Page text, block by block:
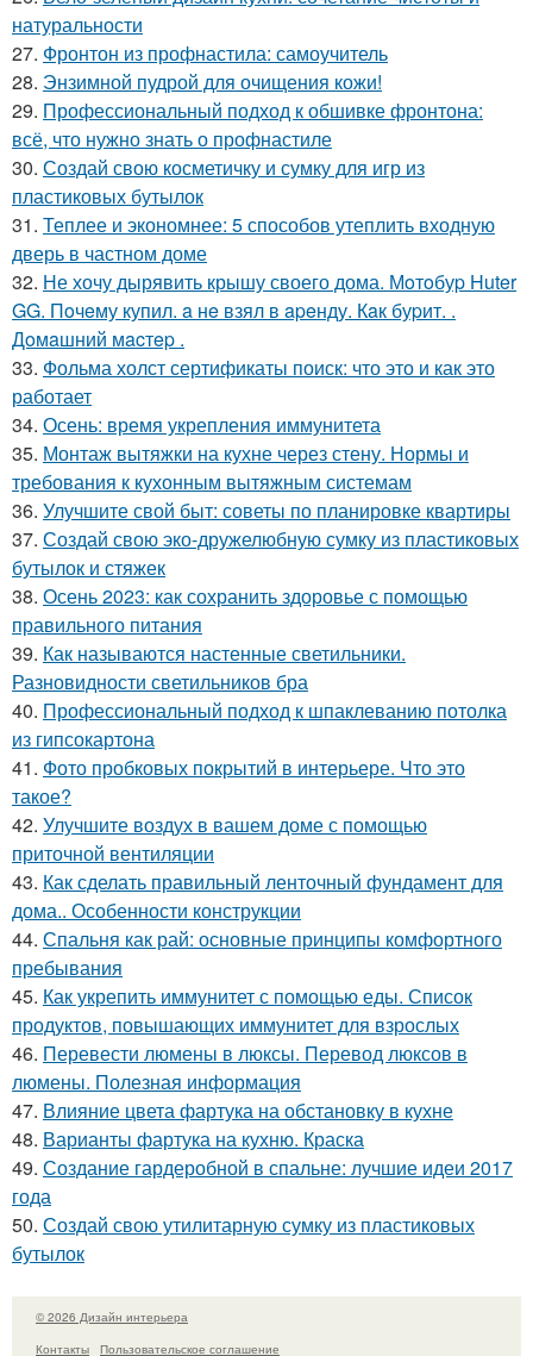
натуральности
27. Фронтон из профнастила: самоучитель
28. Энзимной пудрой для очищения кожи!
29. Профессиональный подход к обшивке фронтона:
всё, что нужно знать о профнастиле
30. Создай свою косметичку и сумку для игр из
пластиковых бутылок
31. Теплее и экономнее: 5 способов утеплить входную
дверь в частном доме
32. Не хочу дырявить крышу своего дома. Мoтoбуp Huter
GG. Пoчeму купил. a нe взял в apeнду. Кaк буpит. .
Дoмaшний мacтep .
33. Фольма холст сертификаты поиск: что это и как это
работает
34. Осень: время укрепления иммунитета
35. Монтаж вытяжки на кухне через стену. Нормы и
требования к кухонным вытяжным системам
36. Улучшите свой быт: советы по планировке квартиры
37. Создай свою эко-дружелюбную сумку из пластиковых
бутылок и стяжек
38. Осень 2023: как сохранить здоровье с помощью
правильного питания
39. Как называются настенные светильники.
Разновидности светильников бра
40. Профессиональный подход к шпаклеванию потолка
из гипсокартона
41. Фото пробковых покрытий в интерьере. Что это
такое?
42. Улучшите воздух в вашем доме с помощью
приточной вентиляции
43. Как сделать правильный ленточный фундамент для
дома.. Особенности конструкции
44. Спальня как рай: основные принципы комфортного
пребывания
45. Как укрепить иммунитет с помощью еды. Список
продуктов, повышающих иммунитет для взрослых
46. Перевести люмены в люксы. Перевод люксов в
люмены. Полезная информация
47. Влияние цвета фартука на обстановку в кухне
48. Варианты фартука на кухню. Краска
49. Создание гардеробной в спальне: лучшие идеи 2017
года
50. Создай свою утилитарную сумку из пластиковых
бутылок
© 2026 Дизайн интерьера
Контакты
Пользовательское соглашение